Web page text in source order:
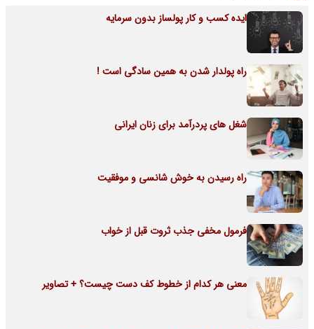
ایده کسب و کار پولساز بدون سرمایه
راه پولدار شدن به همین سادگی است !
شغل های پردرآمد برای زنان ایرانی
راه رسیدن به خوش شانسی و موفقیت
فرمول مخفی جذب ثروت قبل از خواب
معنی هر کدام از خطوط کف دست چیست؟ + تصاویر